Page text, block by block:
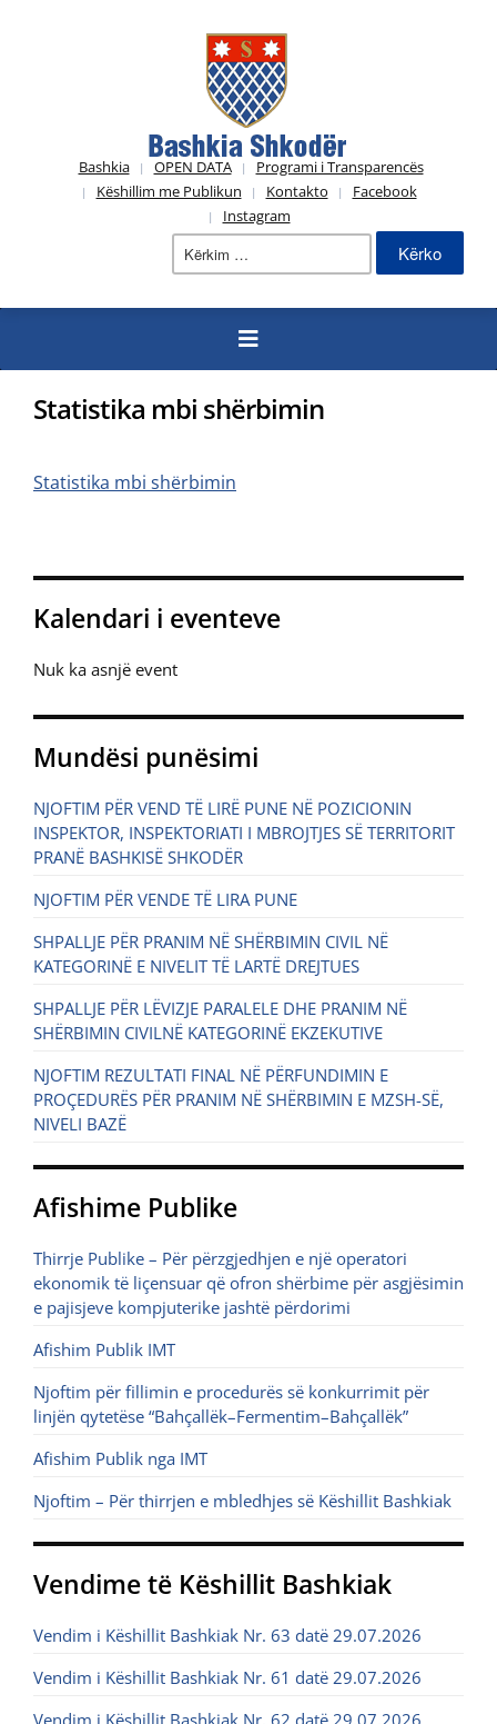
Bashkia OPEN DATA
Programi i Transparencës
Këshillim me Publikun
Kontakto
Facebook
Instagram
Kërko
Statistika mbi shërbimin
Statistika mbi shërbimin
Kalendari i eventeve
Nuk ka asnjë event
Mundësi punësimi
NJOFTIM PËR VEND TË LIRË PUNE NË POZICIONIN
INSPEKTOR, INSPEKTORIATI I MBROJTJES SË TERRITORIT
PRANË BASHKISË SHKODËR
NJOFTIM PËR VENDE TË LIRA PUNE
SHPALLJE PËR PRANIM NË SHËRBIMIN CIVIL NË
KATEGORINË E NIVELIT TË LARTË DREJTUES
SHPALLJE PËR LËVIZJE PARALELE DHE PRANIM NË
SHËRBIMIN CIVILNË KATEGORINË EKZEKUTIVE
NJOFTIM REZULTATI FINAL NË PËRFUNDIMIN E
PROÇEDURËS PËR PRANIM NË SHËRBIMIN E MZSH-SË,
NIVELI BAZË
Afishime Publike
Thirrje Publike – Për përzgjedhjen e një operatori
ekonomik të liçensuar që ofron shërbime për asgjësimin
e pajisjeve kompjuterike jashtë përdorimi
Afishim Publik IMT
Njoftim për fillimin e procedurës së konkurrimit për
linjën qytetëse “Bahçallëk–Fermentim–Bahçallëk”
Afishim Publik nga IMT
Njoftim – Për thirrjen e mbledhjes së Këshillit Bashkiak
Vendime të Këshillit Bashkiak
Vendim i Këshillit Bashkiak Nr. 63 datë 29.07.2026
Vendim i Këshillit Bashkiak Nr. 61 datë 29.07.2026
Vendim i Këshillit Bashkiak Nr. 62 datë 29.07.2026